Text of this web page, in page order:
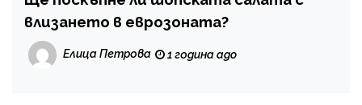
влизането в еврозоната?
Елица Петрова 1 година ago